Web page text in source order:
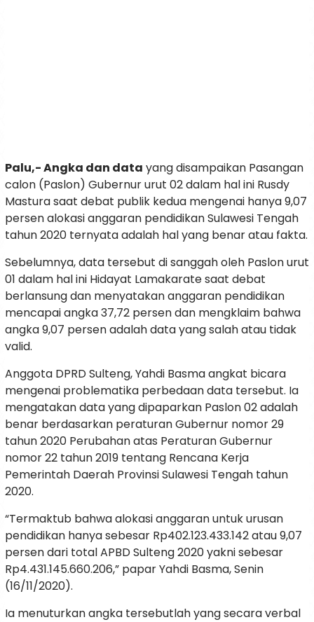
Palu,- Angka dan data yang disampaikan Pasangan
calon (Paslon) Gubernur urut 02 dalam hal ini Rusdy
Mastura saat debat publik kedua mengenai hanya 9,07
persen alokasi anggaran pendidikan Sulawesi Tengah
tahun 2020 ternyata adalah hal yang benar atau fakta.
Sebelumnya, data tersebut di sanggah oleh Paslon urut
01 dalam hal ini Hidayat Lamakarate saat debat
berlansung dan menyatakan anggaran pendidikan
mencapai angka 37,72 persen dan mengklaim bahwa
angka 9,07 persen adalah data yang salah atau tidak
valid.
Anggota DPRD Sulteng, Yahdi Basma angkat bicara
mengenai problematika perbedaan data tersebut. Ia
mengatakan data yang dipaparkan Paslon 02 adalah
benar berdasarkan peraturan Gubernur nomor 29
tahun 2020 Perubahan atas Peraturan Gubernur
nomor 22 tahun 2019 tentang Rencana Kerja
Pemerintah Daerah Provinsi Sulawesi Tengah tahun
2020.
“Termaktub bahwa alokasi anggaran untuk urusan
pendidikan hanya sebesar Rp402.123.433.142 atau 9,07
persen dari total APBD Sulteng 2020 yakni sebesar
Rp4.431.145.660.206,” papar Yahdi Basma, Senin
(16/11/2020).
Ia menuturkan angka tersebutlah yang secara verbal